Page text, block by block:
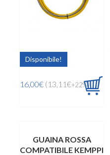
Disponibile!
16,00€ (13,11€+22%)
GUAINA ROSSA
COMPATIBILE KEMPPI